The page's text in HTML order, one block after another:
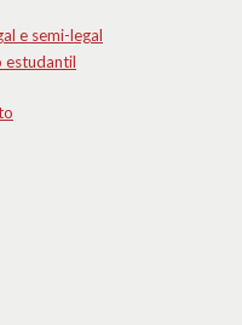
e semi-legal
estudantil